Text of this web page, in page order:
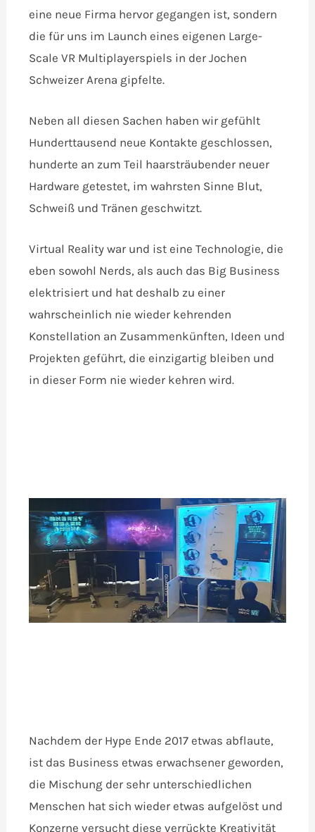
eine neue Firma hervor gegangen ist, sondern
die für uns im Launch eines eigenen Large-
Scale VR Multiplayerspiels in der Jochen
Schweizer Arena gipfelte.
Neben all diesen Sachen haben wir gefühlt
Hunderttausend neue Kontakte geschlossen,
hunderte an zum Teil haarsträubender neuer
Hardware getestet, im wahrsten Sinne Blut,
Schweiß und Tränen geschwitzt.
Virtual Reality war und ist eine Technologie, die
eben sowohl Nerds, als auch das Big Business
elektrisiert und hat deshalb zu einer
wahrscheinlich nie wieder kehrenden
Konstellation an Zusammenkünften, Ideen und
Projekten geführt, die einzigartig bleiben und
in dieser Form nie wieder kehren wird.
Nachdem der Hype Ende 2017 etwas abflaute,
ist das Business etwas erwachsener geworden,
die Mischung der sehr unterschiedlichen
Menschen hat sich wieder etwas aufgelöst und
Konzerne versucht diese verrückte Kreativität